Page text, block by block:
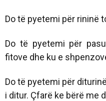
Do të pyetemi për rininë
Do të pyetemi për
fitove dhe ku e
Do të pyetemi për
i ditur. Çfarë ke bërë me